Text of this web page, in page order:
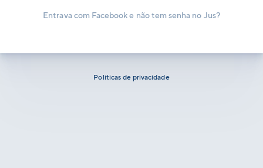
Entrava com Facebook e não tem senha no Jus?
Políticas de privacidade